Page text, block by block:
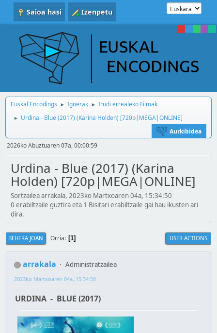
Saioa hasi Izenpetu
Euskal Encodings ► Igoerak ► Irudi errealeko Filmak
►
Urdina - Blue (2017) (Karina Holden) [720p|MEGA|ONLINE]
Aurkibidea
2026ko Abuztuaren 07a, 00:00:59
Urdina - Blue (2017) (Karina
Holden) [720p|MEGA|ONLINE]
Sortzailea arrakala, 2023ko Martxoaren 04a, 15:34:50
0 erabiltzaile guztira eta 1 Bisitari erabiltzaile gai hau ikusten ari
dira.
BEHERA JOAN Orria 1 USER ACTIONS
arrakala Administratzailea
2023ko Martxoaren 04a, 15:34:50
URDINA - BLUE (2017)